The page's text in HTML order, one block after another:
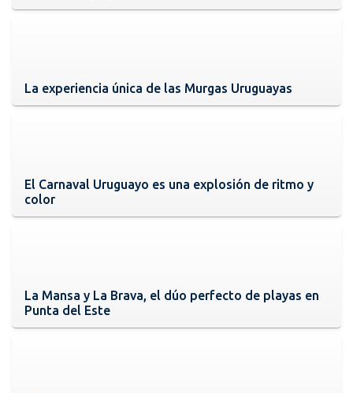
La experiencia única de las Murgas Uruguayas
El Carnaval Uruguayo es una explosión de ritmo y
color
La Mansa y La Brava, el dúo perfecto de playas en
Punta del Este